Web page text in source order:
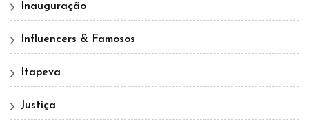
Inauguração
Influencers & Famosos
Itapeva
Justiça